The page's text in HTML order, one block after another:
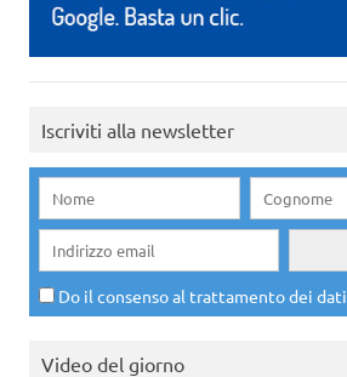
Iscriviti alla newsletter
Do il consenso al trattamento dei dati
Video del giorno